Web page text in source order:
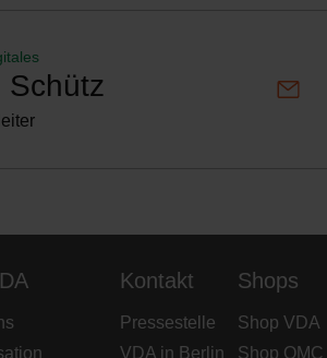
Schütz
Kontakt
Pressestelle
VDA in Berlin
Shops
Shop VDA
Shop QMC